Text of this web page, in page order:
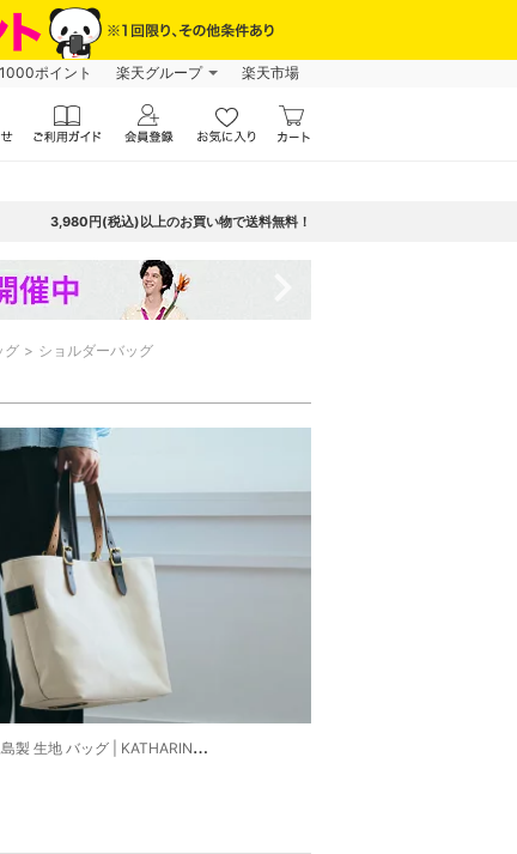
ポイント 楽天グループ 楽天市場
3,980円(税込)以上のお買い物で送料無料！
グ ショルダーバッグ
バッグ | KATHARINE HAMNETT LONDON